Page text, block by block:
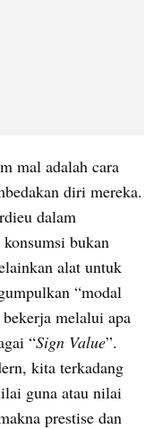
mal adalah cara
diri mereka.
bukan
alat untuk
“modal
melalui apa
“Sign Value”.
kita terkadang
guna atau nilai
prestise dan